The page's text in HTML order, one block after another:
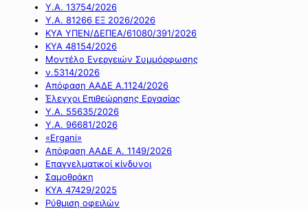
Υ.Α. 13754/2026
Υ.Α. 81266 ΕΞ 2026/2026
ΚΥΑ ΥΠΕΝ/ΔΕΠΕΑ/61080/391/2026
ΚΥΑ 48154/2026
Μοντέλο Ενεργειών Συμμόρφωσης
ν.5314/2026
Απόφαση ΑΑΔΕ Α.1124/2026
Έλεγχοι Επιθεώρησης Εργασίας
Υ.Α. 55635/2026
Υ.Α. 96681/2026
«Ergani»
Απόφαση ΑΑΔΕ Α. 1149/2026
Επαγγελματικοί κίνδυνοι
Σαμοθράκη
ΚΥΑ 47429/2025
Ρύθμιση οφειλών